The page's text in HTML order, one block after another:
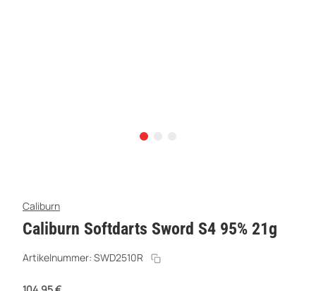
Caliburn
Caliburn Softdarts Sword S4 95% 21g
Artikelnummer: SWD2510R